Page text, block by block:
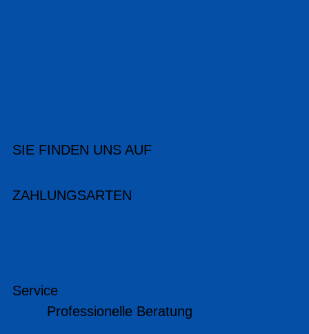
SIE FINDEN UNS AUF
ZAHLUNGSARTEN
Service
Professionelle Beratung